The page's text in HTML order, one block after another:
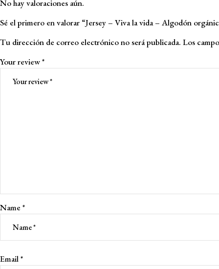
No hay valoraciones aún.
Sé el primero en valorar “Jersey – Viva la vida – Algodón
Tu dirección de correo electrónico no será publicada. Los
Your review*
Name*
Email*